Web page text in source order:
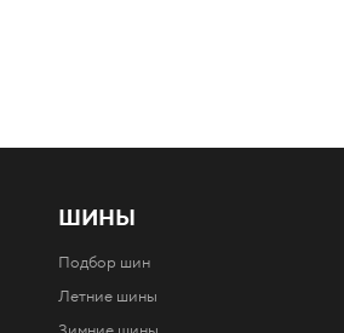
ШИНЫ
Подбор шин
Летние шины